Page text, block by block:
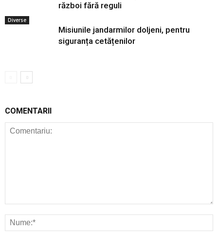
război fără reguli
Diverse
Misiunile jandarmilor doljeni, pentru
siguranța cetățenilor
COMENTARII